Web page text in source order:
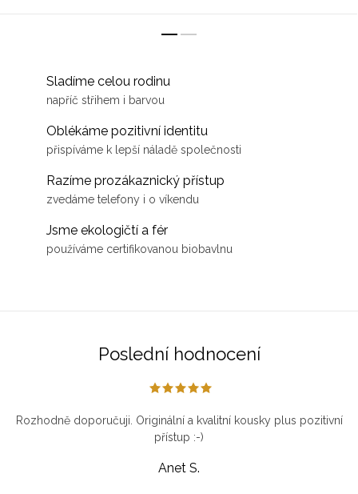
Sladíme celou rodinu
napříč střihem i barvou
Oblékáme pozitivní identitu
přispíváme k lepší náladě společnosti
Razíme prozákaznický přístup
zvedáme telefony i o víkendu
Jsme ekologičtí a fér
používáme certifikovanou biobavlnu
Poslední hodnocení
Rozhodně doporučuji. Originální a kvalitní kousky plus pozitivní
přístup :-)
Anet S.